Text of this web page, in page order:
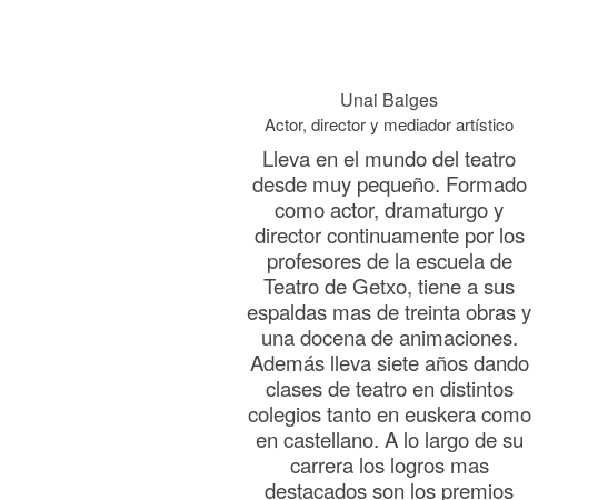
Unai Baiges
Actor, director y mediador artístico
Lleva en el mundo del teatro
desde muy pequeño. Formado
como actor, dramaturgo y
director continuamente por los
profesores de la escuela de
Teatro de Getxo, tiene a sus
espaldas mas de treinta obras y
una docena de animaciones.
Además lleva siete años dando
clases de teatro en distintos
colegios tanto en euskera como
en castellano. A lo largo de su
carrera los logros mas
destacados son los premios